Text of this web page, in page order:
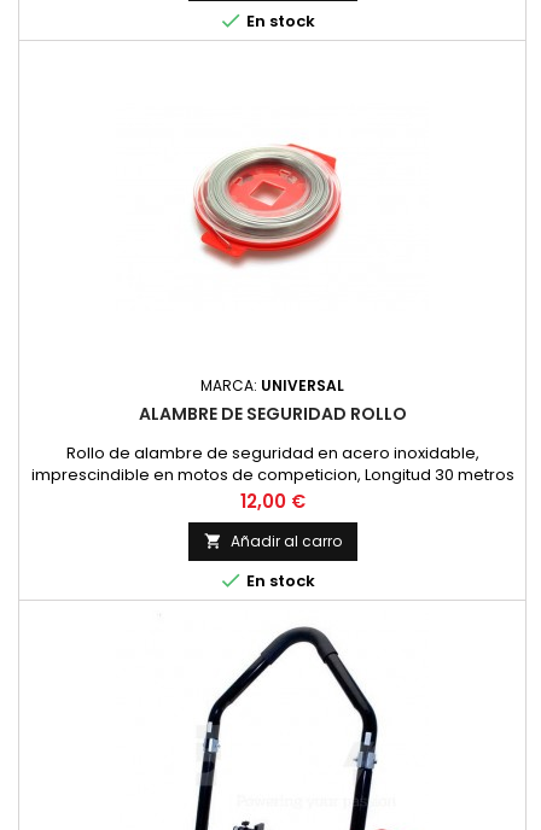
 En stock
MARCA: UNIVERSAL
ALAMBRE DE SEGURIDAD ROLLO
Rollo de alambre de seguridad en acero inoxidable,
imprescindible en motos de competicion, Longitud 30 metros
y diametro 0.8 mm.
Precio
12,00 €
 Añadir al carro
 En stock